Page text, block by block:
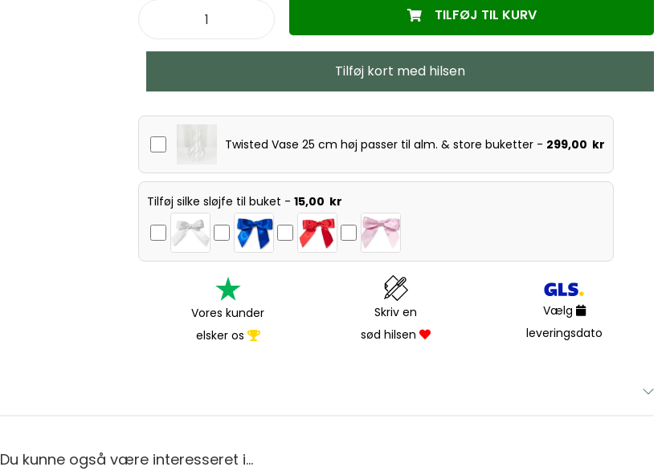
TILFØJ TIL KURV
Tilføj kort med hilsen
Twisted Vase 25 cm høj passer til alm. & store buketter - 299,00 kr
Tilføj silke sløjfe til buket - 15,00 kr
Vores kunder
elsker os
Skriv en
sød hilsen
Vælg
leveringsdato
Du kunne også være interesseret i…